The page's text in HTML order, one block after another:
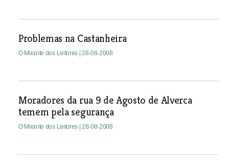
Problemas na Castanheira
O Mirante dos Leitores | 28-08-2008
Moradores da rua 9 de Agosto de Alverca
temem pela segurança
O Mirante dos Leitores | 28-08-2008